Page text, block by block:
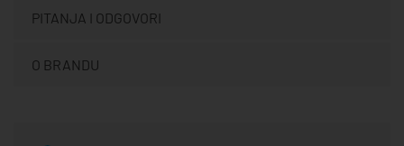
PITANJA I ODGOVORI
O BRANDU